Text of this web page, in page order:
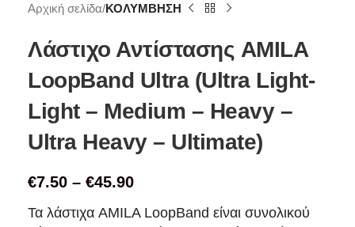
Αρχική σελίδα ΚΟΛΥΜΒΗΣΗ
Λάστιχο Αντίστασης AMILA
LoopBand Ultra (Ultra Light-
Light – Medium – Heavy –
Ultra Heavy – Ultimate)
€7.50 – €45.90
Τα λάστιχα AMILA LoopBand είναι συνολικού